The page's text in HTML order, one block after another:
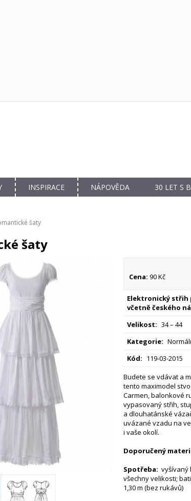
INSPIRACE NÁPOVĚDA 30 LET S
šaty
šaty
Cena: 90 Kč
Elektronický střih
včetně českého
Velikost: 34 – 44
Kategorie:
Kód: 119-03-2015
Budete se vdávat a
tento maximodel
Carmen, balonkové
vypasovaný střih,
a dlouhatánské
uvázané vzadu na
i vaše okolí.
Doporučený
Spotřeba: vyšívaný
všechny velikosti;
1,30 m (bez rukávů)